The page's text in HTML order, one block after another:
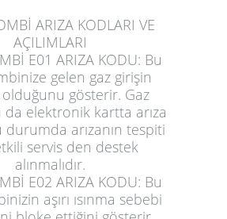
ARIZA KODLARI VE
AÇILIMLARI
E01 ARIZA KODU: Bu
gelen gaz girişin
gösterir. Gaz
da elektronik kartta arıza
durumda arızanın tespiti
servis den destek
alınmalıdır.
E02 ARIZA KODU: Bu
aşırı ısınma sebebi